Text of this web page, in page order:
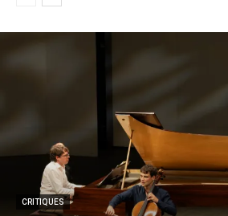
CRITIQUES